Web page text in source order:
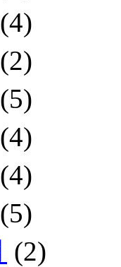
(4)
(2)
(5)
(4)
(4)
(5)
(2)